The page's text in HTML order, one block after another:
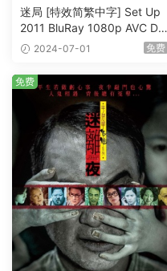
迷局 [特效简繁中字] Set Up
2011 BluRay 1080p AVC DT
S-HD MA5.1-shhaclm@CHD
2024-07-01 免费
免费